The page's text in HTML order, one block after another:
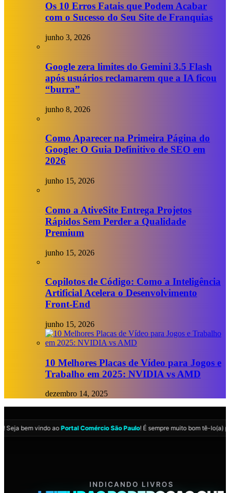
Os 10 Erros Fatais que Podem Acabar
com o Sucesso do Seu Site de Franquias
junho 3, 2026
Google zera limites do Gemini 3.5 Flash
após usuários reclamarem que a IA ficou
“burra”
junho 8, 2026
Como Aparecer na Primeira Página do
Google: O Guia Definitivo de SEO em
2026
junho 15, 2026
Como a AtiveSite Entrega Projetos
Rápidos Sem Perder a Qualidade
Premium
junho 15, 2026
Copilotos de Código: Como a Inteligência
Artificial Acelera o Desenvolvimento
Front-End
junho 15, 2026
10 Melhores Placas de Vídeo para Jogos e
Trabalho em 2025: NVIDIA vs AMD
dezembro 14, 2025
! Seja bem vindo aoPortal Comércio São Paulo! É sempre muito bom tê-lo(a)
COMÉRCIO SÃO PAULO
INDICANDO LIVROS